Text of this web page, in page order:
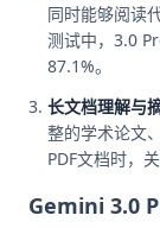
同时能够阅读
测试中，3.0
87.1%。
长文档理解与
整的学术论文
PDF文档时，
Gemini 3.0